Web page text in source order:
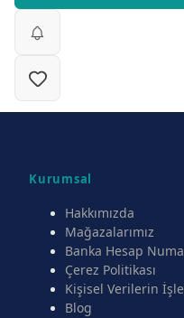
Kurumsal
Hakkımızda
Mağazalarımız
Banka Hesap
Çerez Politikası
Kişisel Verilerin
Blog